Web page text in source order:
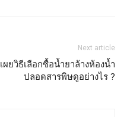
Next article
เผยวิธีเลือกซื้อน้ำยาล้างห้องน้ำ
ปลอดสารพิษดูอย่างไร ?